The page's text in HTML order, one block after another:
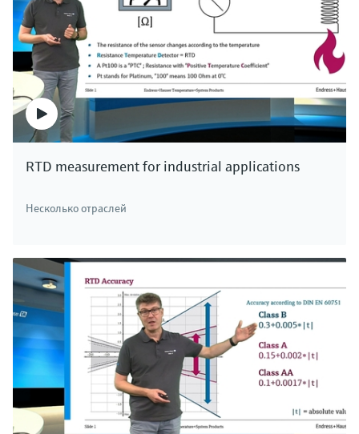
RTD measurement for industrial applications
Несколько отраслей